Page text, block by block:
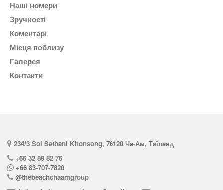
наші номери
Зручності
коментарі
Місця поблизу
галерея
контакти
234/3 Soi Sathani Khonsong, 76120 Ча-Ам, Таїланд
+66 32 89 82 76
+66 83-707-7820
@thebeachchaamgroup